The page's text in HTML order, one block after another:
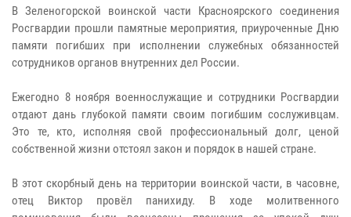
В Зеленогорской воинской части Красноярского соединения
Росгвардии прошли памятные мероприятия, приуроченные Дню
памяти погибших при исполнении служебных обязанностей
сотрудников органов внутренних дел России.
Ежегодно 8 ноября военнослужащие и сотрудники Росгвардии
отдают дань глубокой памяти своим погибшим сослуживцам.
Это те, кто, исполняя свой профессиональный долг, ценой
собственной жизни отстоял закон и порядок в нашей стране.
В этот скорбный день на территории воинской части, в часовне,
отец Виктор провёл панихиду. В ходе молитвенного